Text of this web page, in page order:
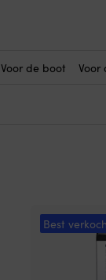
Voor de boot Voor
Best